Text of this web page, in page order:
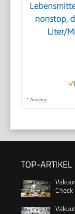
nonstop,
Liter/
* Anzeige
TOP-ARTIKEL
Check